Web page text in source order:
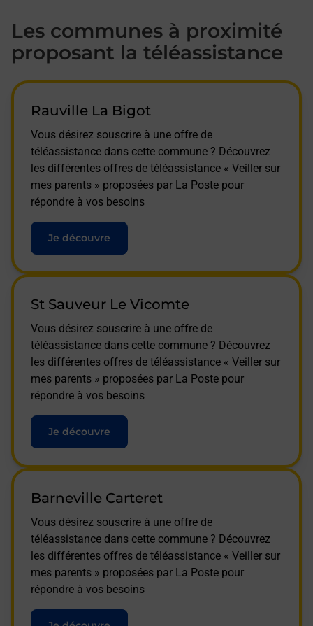
Les communes à proximité
proposant la téléassistance
Rauville La Bigot
Vous désirez souscrire à une offre de
téléassistance dans cette commune ? Découvrez
les différentes offres de téléassistance « Veiller sur
mes parents » proposées par La Poste pour
répondre à vos besoins
Je découvre
St Sauveur Le Vicomte
Vous désirez souscrire à une offre de
téléassistance dans cette commune ? Découvrez
les différentes offres de téléassistance « Veiller sur
mes parents » proposées par La Poste pour
répondre à vos besoins
Je découvre
Barneville Carteret
Vous désirez souscrire à une offre de
téléassistance dans cette commune ? Découvrez
les différentes offres de téléassistance « Veiller sur
mes parents » proposées par La Poste pour
répondre à vos besoins